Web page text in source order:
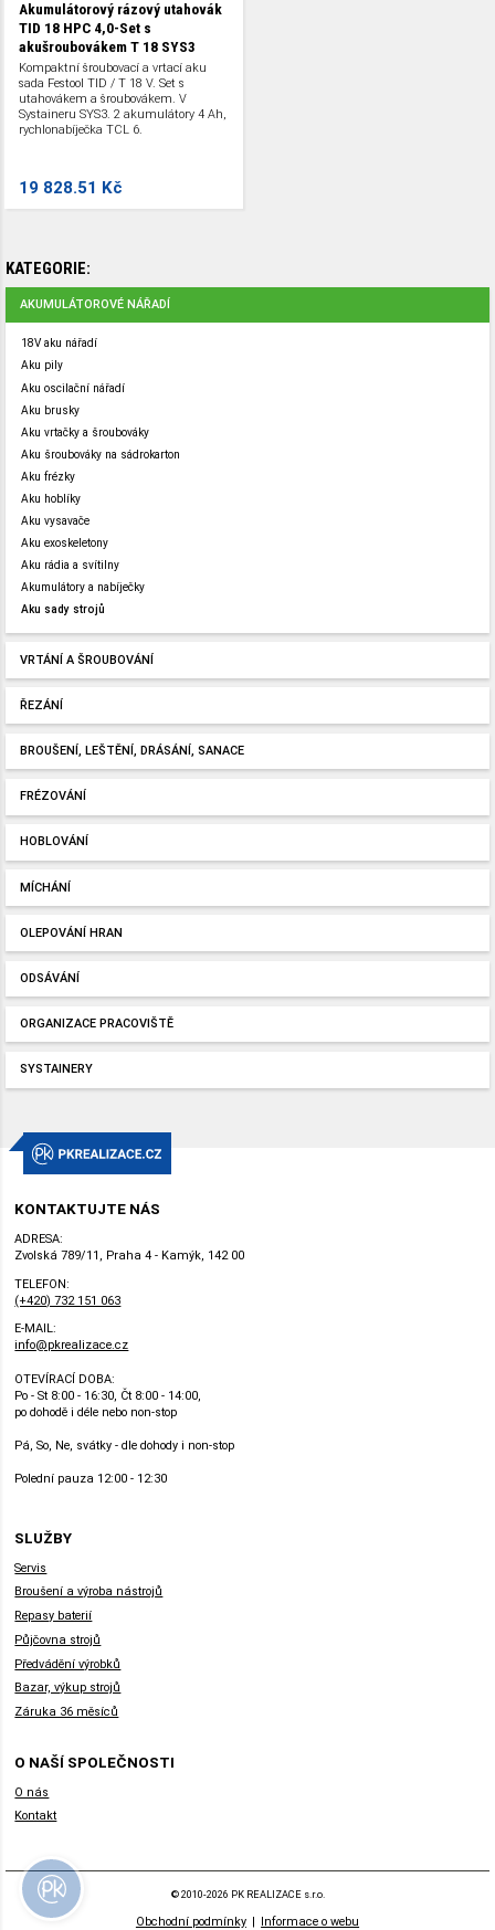
Akumulátorový rázový utahovák
TID 18 HPC 4,0-Set s
akušroubovákem T 18 SYS3
Kompaktní šroubovací a vrtací aku
sada Festool TID / T 18 V. Set s
utahovákem a šroubovákem. V
Systaineru SYS3. 2 akumulátory 4 Ah,
rychlonabíječka TCL 6.
19 828.51 Kč
KATEGORIE:
AKUMULÁTOROVÉ NÁŘADÍ
18V aku nářadí
Aku pily
Aku oscilační nářadí
Aku brusky
Aku vrtačky a šroubováky
Aku šroubováky na sádrokarton
Aku frézky
Aku hoblíky
Aku vysavače
Aku exoskeletony
Aku rádia a svítilny
Akumulátory a nabíječky
Aku sady strojů
VRTÁNÍ A ŠROUBOVÁNÍ
ŘEZÁNÍ
BROUŠENÍ, LEŠTĚNÍ, DRÁSÁNÍ, SANACE
FRÉZOVÁNÍ
HOBLOVÁNÍ
MÍCHÁNÍ
OLEPOVÁNÍ HRAN
ODSÁVÁNÍ
ORGANIZACE PRACOVIŠTĚ
SYSTAINERY
KONTAKTUJTE NÁS
ADRESA:
Zvolská 789/11, Praha 4 - Kamýk, 142 00
TELEFON:
(+420) 732 151 063
E-MAIL:
info@pkrealizace.cz
OTEVÍRACÍ DOBA:
Po - St 8:00 - 16:30, Čt 8:00 - 14:00,
po dohodě i déle nebo non-stop
Pá, So, Ne, svátky - dle dohody i non-stop
Polední pauza 12:00 - 12:30
SLUŽBY
Servis
Broušení a výroba nástrojů
Repasy baterií
Půjčovna strojů
Předvádění výrobků
Bazar, výkup strojů
Záruka 36 měsíců
O NAŠÍ SPOLEČNOSTI
O nás
Kontakt
© 2010-2026 PK REALIZACE s.r.o.
Obchodní podmínky | Informace o webu